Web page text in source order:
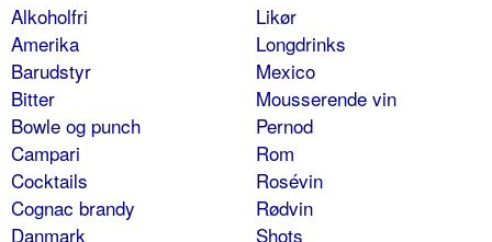
Alkoholfri
Amerika
Barudstyr
Bitter
Bowle og punch
Campari
Cocktails
Cognac brandy
Danmark
Likør
Longdrinks
Mexico
Mousserende vin
Pernod
Rom
Rosévin
Rødvin
Shots